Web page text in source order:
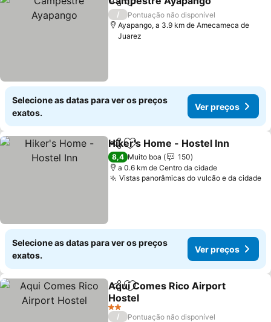
PartilharAdicionar aos favoritos
/
Pontuação não disponível
Ayapango, a 3.9 km de Amecameca de
Juarez
Selecione as datas para ver os preços
exatos.
Ver preços
PartilharAdicionar aos favoritos
Hiker's Home - Hostel Inn
8,4 Muito boa
150
a 0.6 km de Centro da cidade
Vistas panorâmicas do vulcão e da cidade
Selecione as datas para ver os preços
exatos.
Ver preços
PartilharAdicionar aos favoritos
Aqui Comes Rico Airport
Hostel
Ver preços
2 Estrelas
/
Pontuação não disponível